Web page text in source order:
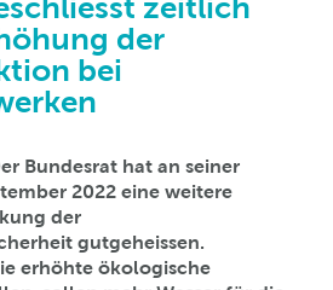
zeitlich
der
bei
Bundesrat hat an seiner
2022 eine weitere
der
gutgeheissen.
erhöhte ökologische